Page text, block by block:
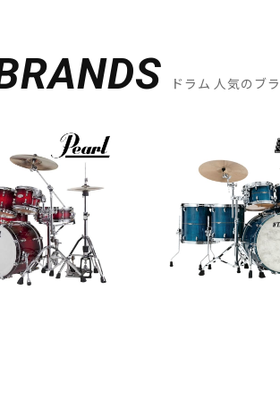
ドラム 人気のブ